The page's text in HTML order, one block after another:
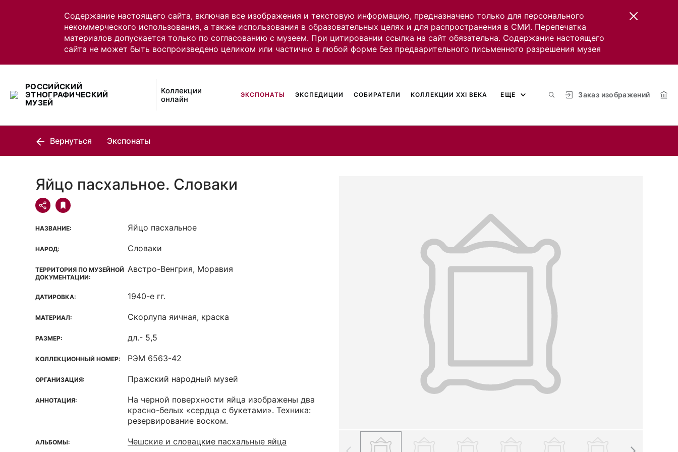
Содержание настоящего сайта, включая все изображения и текстовую информацию, предназначено только для персонального
некоммерческого использования, а также использования в образовательных целях и для распространения в СМИ. Перепечатка
материалов допускается только по согласованию с музеем. При цитировании ссылка на сайт обязательна. Содержание настоящего
сайта не может быть воспроизведено целиком или частично в любой форме без предварительного письменного разрешения музея
РОССИЙСКИЙ
ЭТНОГРАФИЧЕСКИЙ
МУЗЕЙ
Коллекции
онлайн
Заказ изображений
ЭКСПОНАТЫ ЭКСПЕДИЦИИ СОБИРАТЕЛИ КОЛЛЕКЦИИ XXI ВЕКА ЕЩЕ
Вернуться Экспонаты
Яйцо пасхальное. Словаки
НАЗВАНИЕ: Яйцо пасхальное
НАРОД: Словаки
ТЕРРИТОРИЯ ПО МУЗЕЙНОЙ
ДОКУМЕНТАЦИИ:
Австро-Венгрия, Моравия
ДАТИРОВКА: 1940-е гг.
МАТЕРИАЛ: Скорлупа яичная, краска
РАЗМЕР: дл.- 5,5
КОЛЛЕКЦИОННЫЙ НОМЕР: РЭМ 6563-42
ОРГАНИЗАЦИЯ: Пражский народный музей
АННОТАЦИЯ:
На черной поверхности яйца изображены два
красно-белых «сердца с букетами». Техника:
резервирование воском.
АЛЬБОМЫ: Чешские и словацкие пасхальные яйца